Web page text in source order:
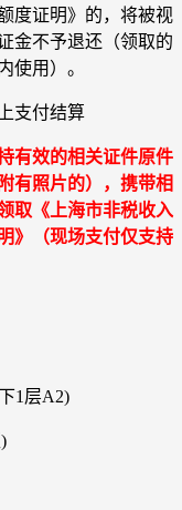
度证明》的，将被视
金不予退还（领取的
使用）。
支付结算
有效的相关证件原件
有照片的），携带相
取《上海市非税收入
》（现场支付仅支持
1层A2)